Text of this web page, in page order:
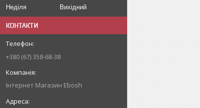
Неділя
Вихідний
КОНТАКТИ
+380 (67) 358-68-38
Інтернет Магазин Ebosh